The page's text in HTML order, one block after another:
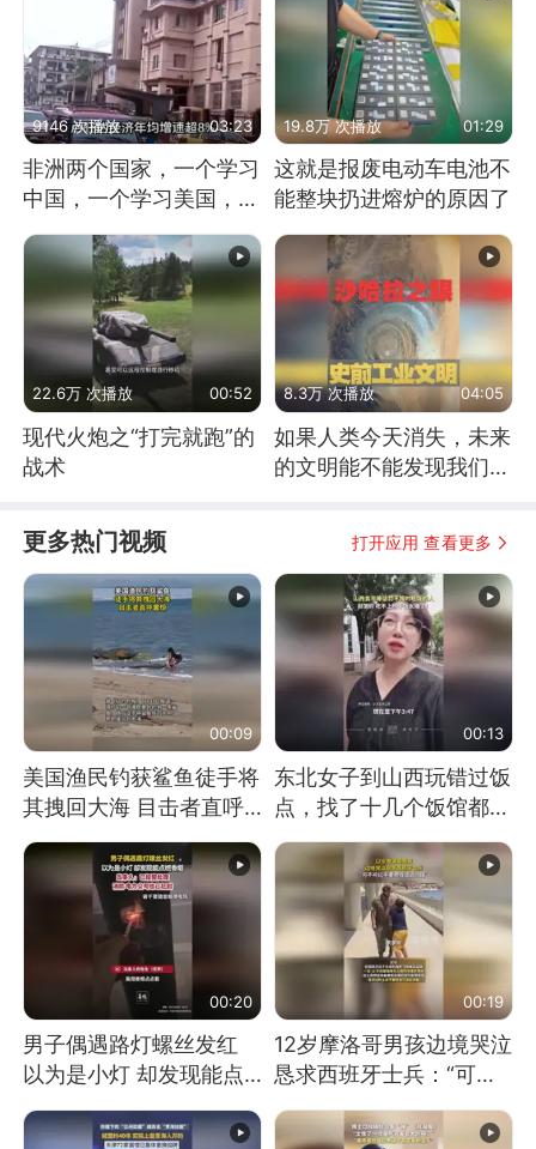
9146 次播放 03:23
非洲两个国家，一个学习
中国，一个学习美国，结
19.8万 次播放 01:29
这就是报废电动车电池不
能整块扔进熔炉的原因了
22.6万 次播放 00:52
现代火炮之“打完就跑”的
战术
8.3万 次播放 04:05
如果人类今天消失，未来
的文明能不能发现我们存
更多热门视频 打开应用 查看更多
00:09
美国渔民钓获鲨鱼徒手将
其拽回大海 目击者直呼
震惊 （视频来源：参考
消息）
00:13
东北女子到山西玩错过饭
点，找了十几个饭馆都没
开门：午休到几点
00:20
男子偶遇路灯螺丝发红
以为是小灯 却发现能点
燃香烟 当事人：已报警
处理
00:19
12岁摩洛哥男孩边境哭泣
恳求西班牙士兵：“可不
可以不要把我遣返回国”